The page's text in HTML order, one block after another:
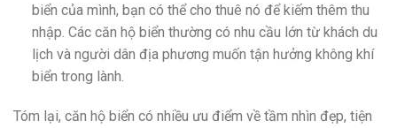
biển của mình, bạn có thể cho thuê nó để kiếm thêm thu
nhập. Các căn hộ biển thường có nhu cầu lớn từ khách du
lịch và người dân địa phương muốn tận hưởng không khí
biển trong lành.
Tóm lại, căn hộ biển có nhiều ưu điểm về tầm nhìn đẹp, tiện